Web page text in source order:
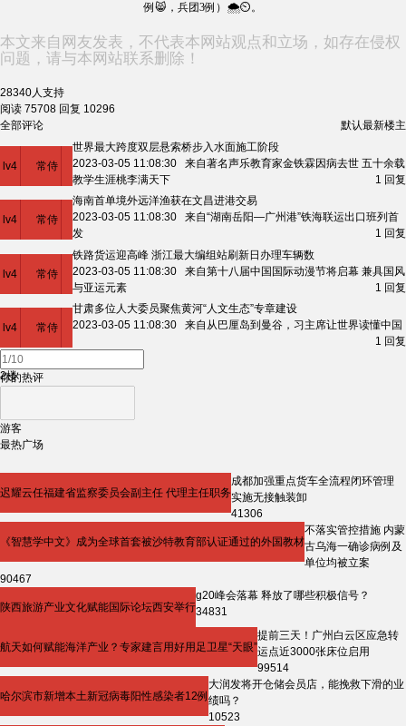
例😸，兵团3例）🌨⏲。
本文来自网友发表，不代表本网站观点和立场，如存在侵权
问题，请与本网站联系删除！
28340人支持
阅读 75708 回复 10296
全部评论
默认最新楼主
lv4 常侍
2楼
世界最大跨度双层悬索桥步入水面施工阶段
2023-03-05 11:08:30 来自著名声乐教育家金铁霖因病去世 五十余载
教学生涯桃李满天下
1 回复
lv4 常侍
2楼
海南首单境外远洋渔获在文昌进港交易
2023-03-05 11:08:30 来自“湖南岳阳—广州港”铁海联运出口班列首
发
1 回复
lv4 常侍
2楼
铁路货运迎高峰 浙江最大编组站刷新日办理车辆数
2023-03-05 11:08:30 来自第十八届中国国际动漫节将启幕 兼具国风
与亚运元素
1 回复
lv4 常侍
2楼
甘肃多位人大委员聚焦黄河“人文生态”专章建设
2023-03-05 11:08:30 来自从巴厘岛到曼谷，习主席让世界读懂中国
1 回复
你的热评
游客
最热广场
迟耀云任福建省监察委员会副主任 代理主任职务
成都加强重点货车全流程闭环管理
实施无接触装卸
41306
《智慧学中文》成为全球首套被沙特教育部认证通过的外国教材
不落实管控措施 内蒙
古乌海一确诊病例及
单位均被立案
90467
陕西旅游产业文化赋能国际论坛西安举行
g20峰会落幕 释放了哪些积极信号？
34831
航天如何赋能海洋产业？专家建言用好用足卫星“天眼”
提前三天！广州白云区应急转
运点近3000张床位启用
99514
哈尔滨市新增本土新冠病毒阳性感染者12例
大润发将开仓储会员店，能挽救下滑的业
绩吗？
10523